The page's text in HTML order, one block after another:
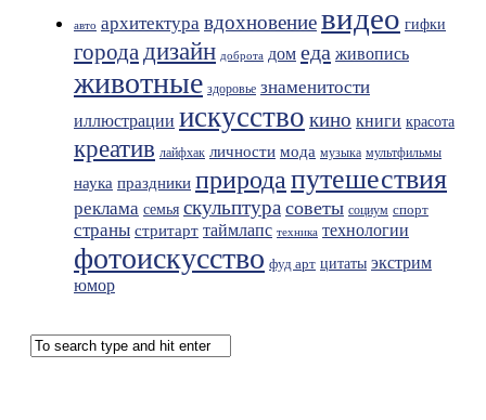
авто архитектура вдохновениевидео гифки
городадизайн доброта дом еда живопись
животные здоровье знаменитости
иллюстрации искусство кино книги красота
креатив лайфхак личности мода музыка мультфильмы
наука праздники природапутешествия
реклама семья скульптура советы социум спорт
страны стритарт таймлапс техника технологии
фотоискусство фуд арт цитаты экстрим
юмор